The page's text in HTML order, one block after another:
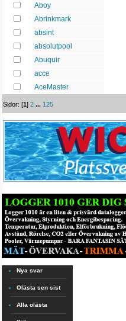
Aboy
Abrinkmark
absint
absolutpool
Abuquir
acce
AceMaster
Sidor: [1]2 ...125
Nya svar
Olästa sen sist
Alla olästa